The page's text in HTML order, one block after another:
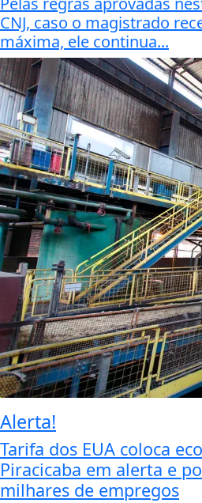
CNJ, caso o magistrado
máxima, ele continua...
Alerta!
Tarifa dos EUA coloca
Piracicaba em alerta e
milhares de empregos